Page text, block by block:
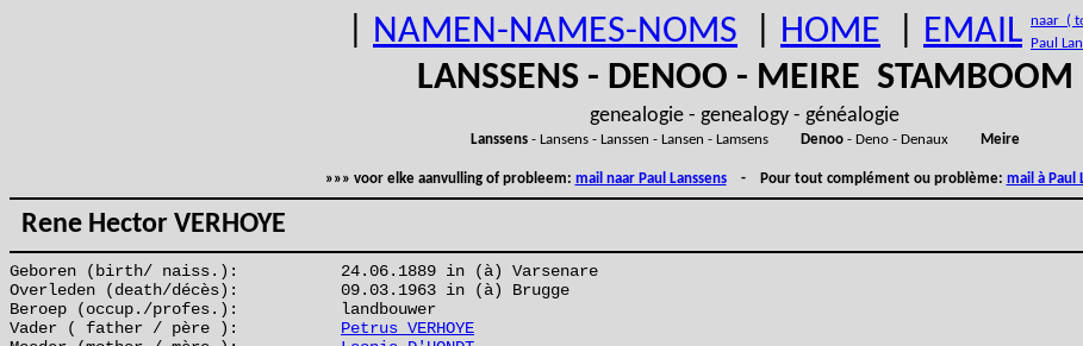
NAMEN-NAMES-NOMS HOME EMAIL naar (
Paul
LANSSENS - DENOO - MEIRE STAMBOOM
genealogie - genealogy - généalogie
Lanssens- Lansens - Lanssen - Lansen - Lamsens Denoo- Deno - Denaux Meire
»»» voor elke aanvulling of probleem: mail naar Paul Lanssens- Pour tout complément ou problème: mail à Paul
Rene Hector VERHOYE
Geboren (birth/ naiss.):
24.06.1889 in (à) Varsenare
Overleden (death/décès):
09.03.1963 in (à) Brugge
Beroep (occup./profes.):
landbouwer
Vader ( father / père ):
Petrus VERHOYE